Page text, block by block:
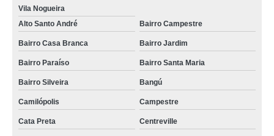
valor de foto lembrança Santana
foto lembrança na Grande SP Vila Vitório
foto lembrança na hora Jardim Renata
empresa que faz foto lembrança na hora Barcelona
valor de foto lembrança batizado Vila Maria Baixa
foto lembrança casamento preços Hortolândia
Vila Nogueira
Alto Santo André
Bairro Campestre
Bairro Casa Branca Bairro Jardim
Bairro Paraíso Bairro Santa Maria
Bairro Silveira Bangú
Camilópolis Campestre
Cata Preta Centreville